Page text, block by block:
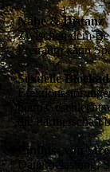
Nähe & Distanz
Zwischen dem
Freiraum kann
Sexuelle
beim
die Partnerschaft
Einfluss von
Dauerbelastung,